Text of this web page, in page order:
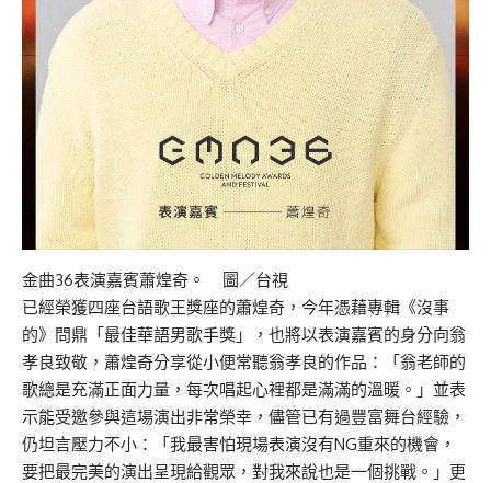
金曲36表演嘉賓蕭煌奇。 圖／台視
已經榮獲四座台語歌王獎座的蕭煌奇，今年憑藉專輯《沒事
的》問鼎「最佳華語男歌手獎」，也將以表演嘉賓的身分向翁
孝良致敬，蕭煌奇分享從小便常聽翁孝良的作品：「翁老師的
歌總是充滿正面力量，每次唱起心裡都是滿滿的溫暖。」並表
示能受邀參與這場演出非常榮幸，儘管已有過豐富舞台經驗，
仍坦言壓力不小：「我最害怕現場表演沒有NG重來的機會，
要把最完美的演出呈現給觀眾，對我來說也是一個挑戰。」更